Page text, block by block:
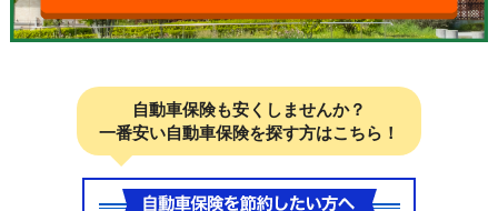
自動車保険も安くしませんか？
一番安い自動車保険を探す方はこちら！